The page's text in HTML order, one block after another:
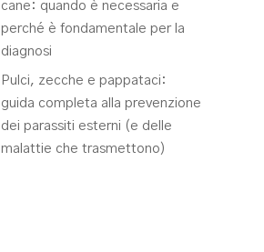
cane: quando è necessaria e
perché è fondamentale per la
diagnosi
Pulci, zecche e pappataci:
guida completa alla prevenzione
dei parassiti esterni (e delle
malattie che trasmettono)